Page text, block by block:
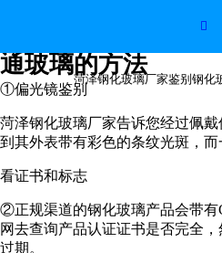

菏泽钢化玻璃厂家鉴别钢化
菏泽钢化玻璃厂家
通玻璃的方法
①偏光镜鉴别
菏泽钢化玻璃厂家告诉您经过佩
到其外表带有彩色的条纹光斑，而
看证书和标志
②正规渠道的钢化玻璃产品会带有
网去查询产品认证证书是否完全
过期。